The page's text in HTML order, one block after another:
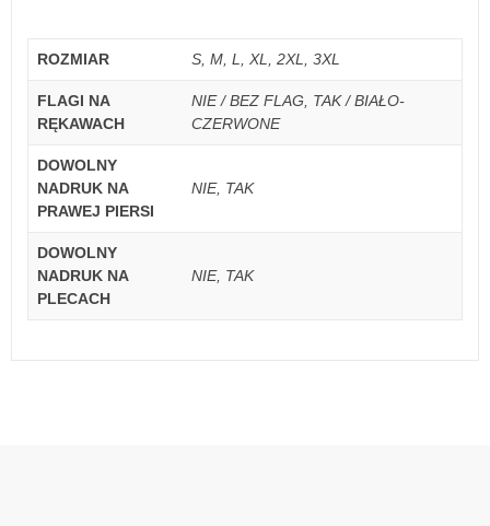
ROZMIAR S, M, L, XL, 2XL, 3XL
FLAGI NA
RĘKAWACH
NIE / BEZ FLAG, TAK / BIAŁO-
CZERWONE
DOWOLNY
NADRUK NA
PRAWEJ PIERSI
NIE, TAK
DOWOLNY
NADRUK NA
PLECACH
NIE, TAK